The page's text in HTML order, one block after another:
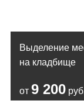
Выделение
на кладбище
от 9 200